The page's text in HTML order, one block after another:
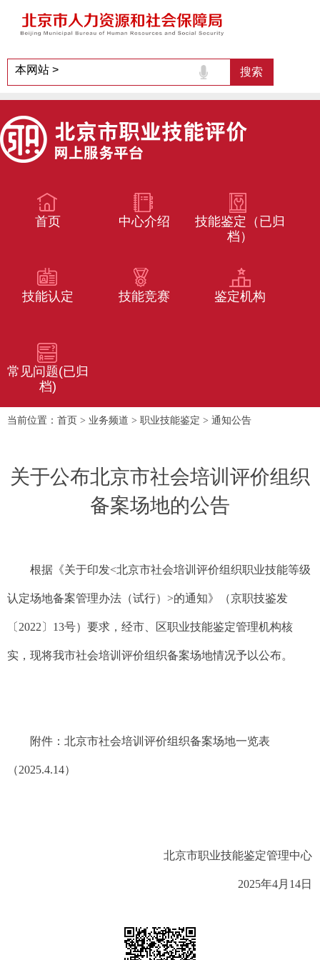
首页 中心介绍
技能鉴定（已归
档）
技能认定 技能竞赛 鉴定机构
常见问题(已归
档)
当前位置： 首页 > 业务频道 > 职业技能鉴定 > 通知公告
关于公布北京市社会培训评价组织
备案场地的公告
根据《关于印发<北京市社会培训评价组织职业技能等级
认定场地备案管理办法（试行）>的通知》（京职技鉴发
〔2022〕13号）要求，经市、区职业技能鉴定管理机构核
实，现将我市社会培训评价组织备案场地情况予以公布。
附件：北京市社会培训评价组织备案场地一览表
（2025.4.14）
北京市职业技能鉴定管理中心
2025年4月14日